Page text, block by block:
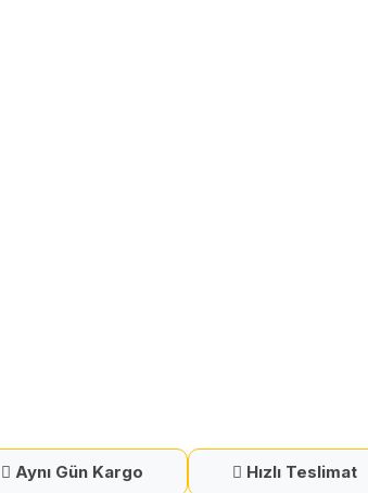
Aynı Gün Kargo Hızlı Teslimat